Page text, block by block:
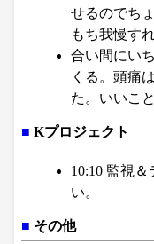
せるのでち
もち我慢す
合い間にい
くる。頭痛
た。いいこ
■ Kプロジェクト
10:10 監視
い。
■ その他